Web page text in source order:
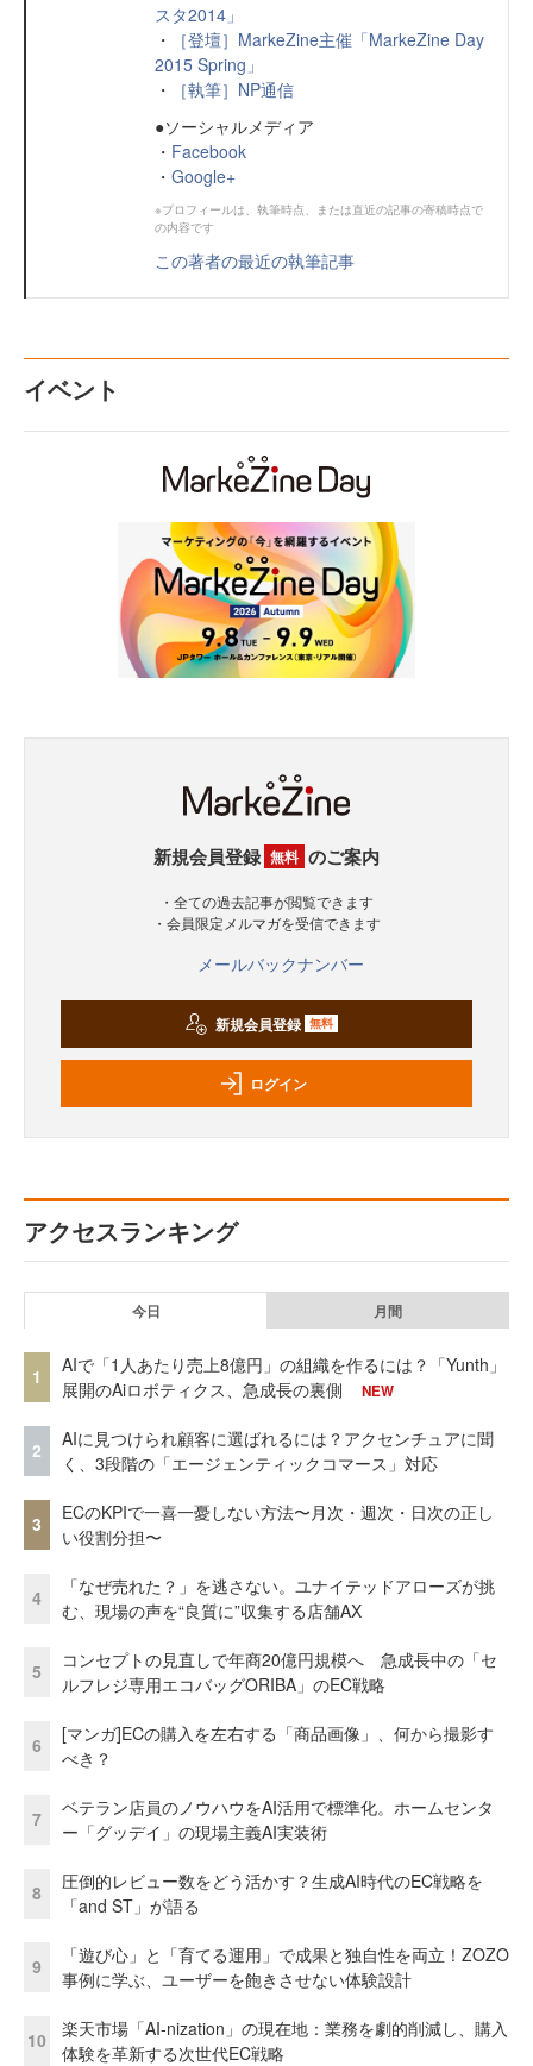
スタ2014」
・
［登壇］MarkeZine主催「MarkeZine Day
2015 Spring」
・
［執筆］NP通信
●ソーシャルメディア
・ Facebook
・ Google+
※プロフィールは、執筆時点、または直近の記事の寄稿時点で
の内容です
この著者の最近の執筆記事
イベント
新規会員登録 無料 のご案内
・全ての過去記事が閲覧できます
・会員限定メルマガを受信できます
メールバックナンバー
新規会員登録 無料
ログイン
アクセスランキング
今日 月間
1
AIで「1人あたり売上8億円」の組織を作るには？「Yunth」
展開のAiロボティクス、急成長の裏側
NEW
2
AIに見つけられ顧客に選ばれるには？アクセンチュアに聞
く、3段階の「エージェンティックコマース」対応
3
ECのKPIで一喜一憂しない方法〜月次・週次・日次の正し
い役割分担〜
4
「なぜ売れた？」を逃さない。ユナイテッドアローズが挑
む、現場の声を“良質に”収集する店舗AX
5
コンセプトの見直しで年商20億円規模へ 急成長中の「セ
ルフレジ専用エコバッグORIBA」のEC戦略
6
[マンガ]ECの購入を左右する「商品画像」、何から撮影す
べき？
7
ベテラン店員のノウハウをAI活用で標準化。ホームセンタ
ー「グッデイ」の現場主義AI実装術
8
圧倒的レビュー数をどう活かす？生成AI時代のEC戦略を
「and ST」が語る
9
「遊び心」と「育てる運用」で成果と独自性を両立！ZOZO
事例に学ぶ、ユーザーを飽きさせない体験設計
10
楽天市場「AI-nization」の現在地：業務を劇的削減し、購入
体験を革新する次世代EC戦略